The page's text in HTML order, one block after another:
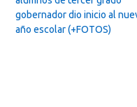
gobernador dio inicio al
año escolar (+FOTOS)